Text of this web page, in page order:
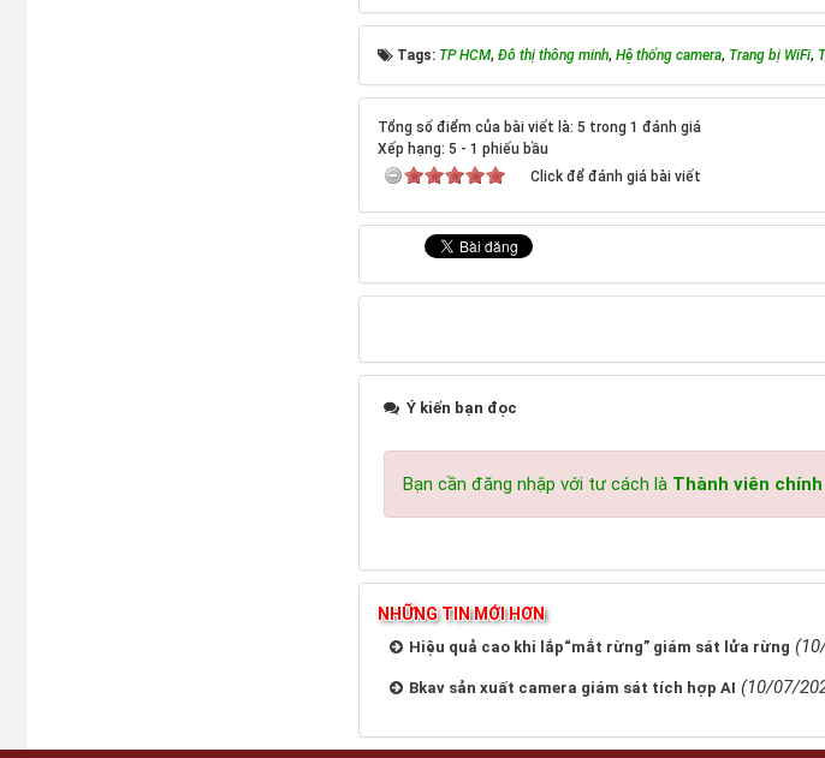
Tags: TP HCM,Đô thị thông minh,Hệ thống camera, Trang bị WiFi,
Tổng số điểm của bài viết là: 5 trong 1 đánh giá
Xếp hạng:5 -1 phiếu bầu
Click để đánh giá bài viết
Ý kiến bạn đọc
Bạn cần đăng nhập với tư cách là Thành viên
NHỮNG TIN MỚI HƠN
Hiệu quả cao khi lắp​​​​​​​“mắt rừng” giám sát lửa rừng
Bkav sản xuất camera giám sát tích hợp AI (10/07/